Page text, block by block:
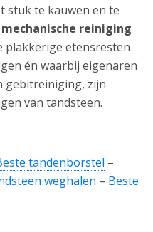
stuk te kauwen en te
mechanische reiniging
plakkerige etensresten
én waarbij eigenaren
gebitreiniging, zijn
van tandsteen.
tandenborstel –
weghalen – Beste